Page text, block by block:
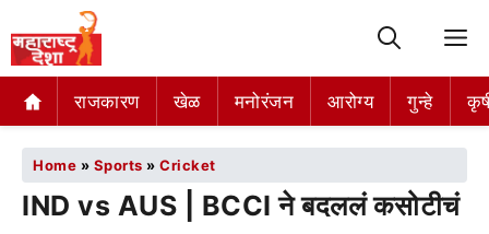
राजकारण खेळ मनोरंजन आरोग्य गुन्हे
Home » Sports » Cricket
IND vs AUS | BCCI ने बदललं कसोटीचं